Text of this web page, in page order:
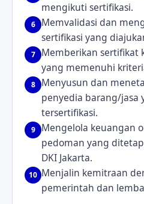
mengikuti sertifikasi.
6
Memvalidasi dan
sertifikasi yang
7
Memberikan sertifikat
yang memenuhi
8
Menyusun dan
penyedia barang/jasa
tersertifikasi.
9
Mengelola keuangan
pedoman yang
DKI Jakarta.
10 Menjalin kemitraan
pemerintah dan